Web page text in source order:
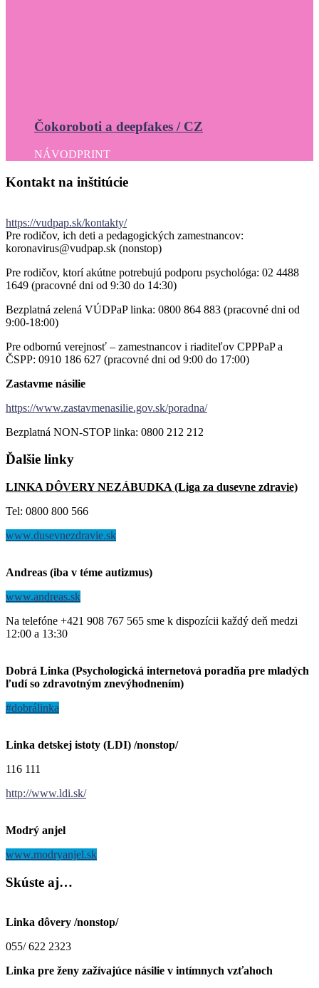
Čokoroboti a deepfakes / CZ
NÁVODPRINT
Kontakt na inštitúcie
https://vudpap.sk/kontakty/
Pre rodičov, ich deti a pedagogických zamestnancov:
koronavirus@vudpap.sk (nonstop)
Pre rodičov, ktorí akútne potrebujú podporu psychológa: 02 4488
1649 (pracovné dni od 9:30 do 14:30)
Bezplatná zelená VÚDPaP linka: 0800 864 883 (pracovné dni od
9:00-18:00)
Pre odbornú verejnosť – zamestnancov i riaditeľov CPPPaP a
ČSPP: 0910 186 627 (pracovné dni od 9:00 do 17:00)
Zastavme násilie
https://www.zastavmenasilie.gov.sk/poradna/
Bezplatná NON-STOP linka: 0800 212 212
Ďalšie linky
LINKA DÔVERY NEZÁBUDKA (Liga za dusevne zdravie)
Tel: 0800 800 566
www.dusevnezdravie.sk
Andreas (iba v téme autizmus)
www.andreas.sk
Na telefóne +421 908 767 565 sme k dispozícii každý deň medzi
12:00 a 13:30
Dobrá Linka (Psychologická internetová poradňa pre mladých
ľudí so zdravotným znevýhodnením)
#dobrálinka
Linka detskej istoty (LDI) /nonstop/
116 111
http://www.ldi.sk/
Modrý anjel
www.modryanjel.sk
Skúste aj…
Linka dôvery /nonstop/
055/ 622 2323
Linka pre ženy zažívajúce násilie v intímnych vzťahoch